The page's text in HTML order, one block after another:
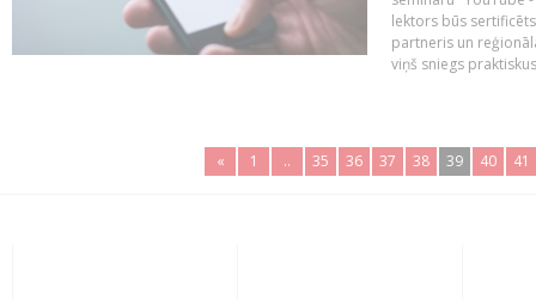
lektors būs
partneris un
viņš sniegs
« 1 .. 35 36 37 38 39 40 41